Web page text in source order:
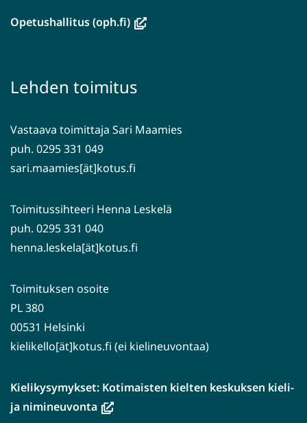
Opetushallitus (oph.fi)(avautuu
toiseen
Lehden toimitus
Vastaava toimittaja Sari Maamies
puh. 0295 331 049
sari.maamies[ät]kotus.fi
Toimitussihteeri Henna Leskelä
puh. 0295 331 040
henna.leskela[ät]kotus.fi
Toimituksen osoite
PL 380
00531 Helsinki
kielikello[ät]kotus.fi (ei kielineuvontaa)
Kielikysymykset: Kotimaisten kielten keskuksen kieli-
ja nimineuvonta(avautuu